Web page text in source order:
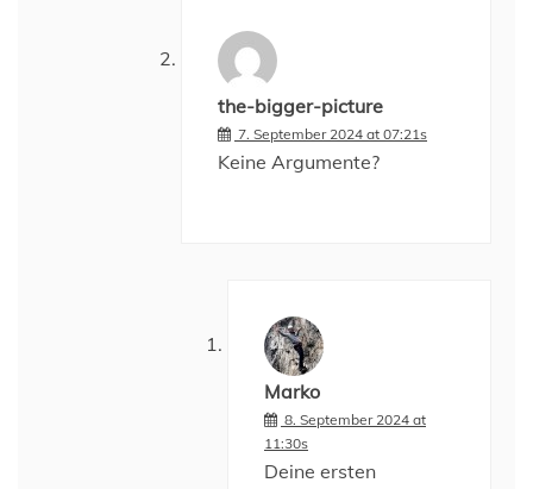
the-bigger-picture
7. September 2024 at 07:21s
Keine Argumente?
Marko
8. September 2024 at
11:30s
Deine ersten